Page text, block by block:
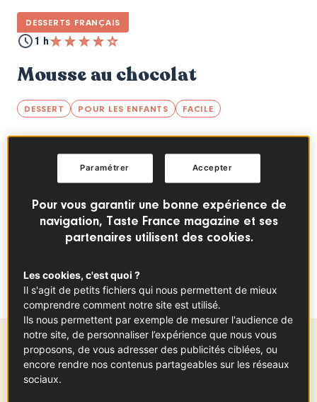
DESSERTS FRANÇAIS
1 h
Mousse au chocolat
DESSERT POUR LES ENFANTS FACILE
Sommaire
Pour réussir sa mousse au chocolat, il suffit
de ne pas mélanger les jaunes d’œufs au
chocolat fondu, mais de les incorporer
approuvé !
Ingrédientspour - +
Pour vous garantir une bonne expérience de
navigation, Taste France magazine et ses
partenaires utilisent des cookies.
Les cookies, c'est quoi ?
Il s'agit de petits fichiers qui nous permettent de mieux
comprendre comment notre site est utilisé.
Ils nous permettent par exemple de mesurer l'audience de
notre site, de personnaliser l’expérience que nous vous
proposons, de vous adresser des publicités ciblées, ou
encore rendre nos contenus partageables sur les réseaux
sociaux.
Accepter
Paramétrer